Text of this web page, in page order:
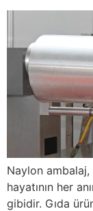
Naylon
hayatının her
gibidir. Gıda